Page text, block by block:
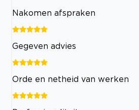
Nakomen afspraken
Gegeven advies
Orde en netheid van werken